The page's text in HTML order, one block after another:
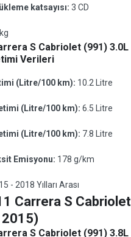
katsayısı: 3 CD
S Cabriolet (991) 3.0L
Verileri
(Litre/100 km): 10.2 Litre
(Litre/100 km): 6.5 Litre
(Litre/100 km): 7.8 Litre
Emisyonu: 178 g/km
- 2018 Yılları Arası
Carrera S
S Cabriolet (991) 3.8L